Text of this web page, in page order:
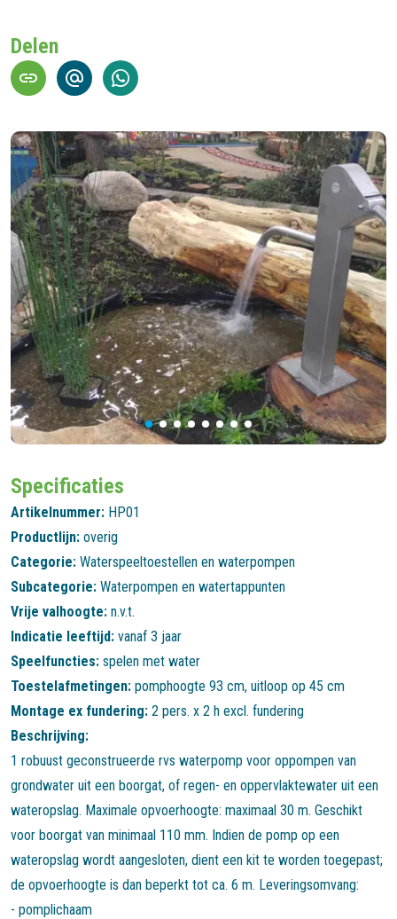
Specificaties
Artikelnummer: HP01
Productlijn: overig
Categorie: Waterspeeltoestellen en waterpompen
Subcategorie: Waterpompen en watertappunten
Vrije valhoogte: n.v.t.
Indicatie leeftijd: vanaf 3 jaar
Speelfuncties: spelen met water
Toestelafmetingen: pomphoogte 93 cm, uitloop op 45 cm
Montage ex fundering: 2 pers. x 2 h excl. fundering
Beschrijving:
1 robuust geconstrueerde rvs waterpomp voor oppompen van
grondwater uit een boorgat, of regen- en oppervlaktewater uit een
wateropslag. Maximale opvoerhoogte: maximaal 30 m. Geschikt
voor boorgat van minimaal 110 mm. Indien de pomp op een
wateropslag wordt aangesloten, dient een kit te worden toegepast;
de opvoerhoogte is dan beperkt tot ca. 6 m. Leveringsomvang:
- pomplichaam
Delen